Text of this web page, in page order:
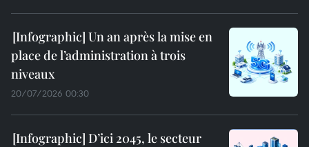
Un an après la mise en
place de l’administration à trois
niveaux
20/07/2026 00:30
D’ici 2045, le secteur